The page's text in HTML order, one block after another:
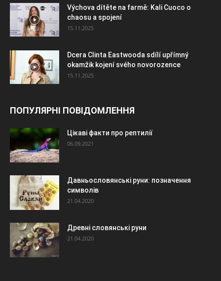
Výchova dítěte na farmě: Kali Cuoco o
chaosu a spojení
15.11.2025
Dcera Clinta Eastwooda sdílí upřímný
okamžik kojení svého novorozence
15.11.2025
ПОПУЛЯРНІ ПОВІДОМЛЕННЯ
Цікаві факти про рептилії
06.09.2021
Давньословянські руни: позначення
символів
21.04.2020
Древні словянські руни
21.04.2020